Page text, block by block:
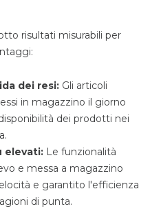
risultati misurabili per
dei resi: Gli articoli
in magazzino il giorno
dei prodotti nei
elevati: Le funzionalità
e messa a magazzino
e garantito l'efficienza
di punta.